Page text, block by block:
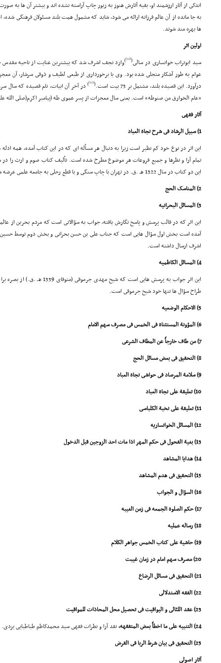
اندکى از آثار ارزشمند او، بقیه آثارش هنوز به زیور چاپ آراسته نشده اند و بیشتر آن ها به
به جا مانده از آن عالم فرزانه ارائه مى شود، شاید که مشمول همت بلند مسئولان فرهنگى
ها بهره مند شوند.
اولین اثر
سید ابوتراب خوانسارى در سالى(
[42]
)وارد نجف اشرف شد که بیشترین عنایت از ناحیه
عوام به طور آشکار متجلى شده بود. وى با برخوردارى از طبعى لطیف و ذوقى سرشار، آن
درآورد. این قصیده بلند، مشتمل بر 73 بیت است.
(
[43]
)در آخر آن ابیات، نام قصیده که سال
«عام الخوارق من صنوطه» است. یعنى سال معجزات از پسر عموى طه (پیامبر اکرم(صلى الله
آثار فقهى
1) سبیل الرشاد فى شرح نجاة العباد
این اثر در نوع خود کم نظیر است زیرا به دنبال هر مسأله اى که در این کتاب آمده، همه
این دو کتاب در سال 1322 هـ .ق. در تهران با چاپ سنگى و با قطع رحلى به جامعه علمى عرضه شده است.
2) المناسک الحج
3) المسائل البحرانیه
این اثر که در قالب پرسش و پاسخ نگارش یافته، جواب به سؤالاتى است که مردم بحرین از
آمده است بخش اول سؤال هایى است که جناب على بن حسن بحرانى و بخش دوم توسط حسین
اشرف ارسال داشته است.
4) المسائل الکاظمیه
این اثر جواب به پرسش هایى است که
طراح سؤال ها تنها خود شیخ جرموقى است.
5) الاحکام الوضعیه
6) المؤونة المستثناة فى الخمس فى مصرف سهم الامام
7) من طاف خارجاً عن المطاف الشرعى
8) التحقیق فى بعض مسائل الحج
9) سلامة المرصاد فى حواشى نجاة العباد
10) تعلیقة على نجاة العباد
11) تعلیقة على نخبة الکلباسى
12) المسائل الخوانساریه
13) بغیة الفحول فى حکم المهر اذا مات احد الزوجین قبل الدخول
14) هدایا المشاهد
15) التحقیق فى هدم المشاهد
16) السؤال و الجواب
17) حکم الصلوة الجمعه فى زمن الغیبه
18) رساله عملیه
19) حاشیة على کتاب الخمس جواهر الکلام
20) مصرف سهم امام در زمان غیبت
21) التحقیق فى مسائل الرضاع
22) الفقه الاستدلالى
23) عقد اللئالى و الیواقیت فى تحصیل محل المحاذات للمواقیت
24) التنبیه على ما اخطاً بعض المتفقهه،
نقد آرا و نظرات فقهى سید محمدکاظم طباطبایى یزدى.
25) التحقیق فى بیان شرط الربا فى القرض
آثار اصولى